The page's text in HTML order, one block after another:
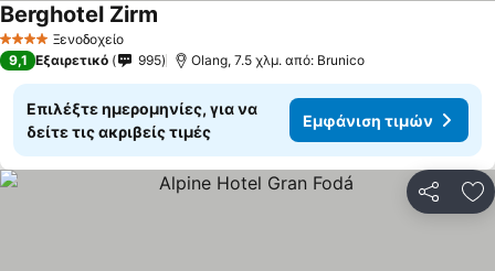
4 ΑστέριαΞενοδοχείο
Berghotel Zirm
9,1 Εξαιρετικό 995 Olang, 7.5 χλμ. από: Brunico
Επιλέξτε ημερομηνίες, για να
δείτε τις ακριβείς τιμές
Εμφάνιση τιμών